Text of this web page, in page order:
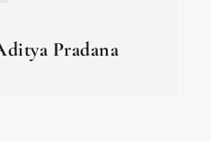
Pradana